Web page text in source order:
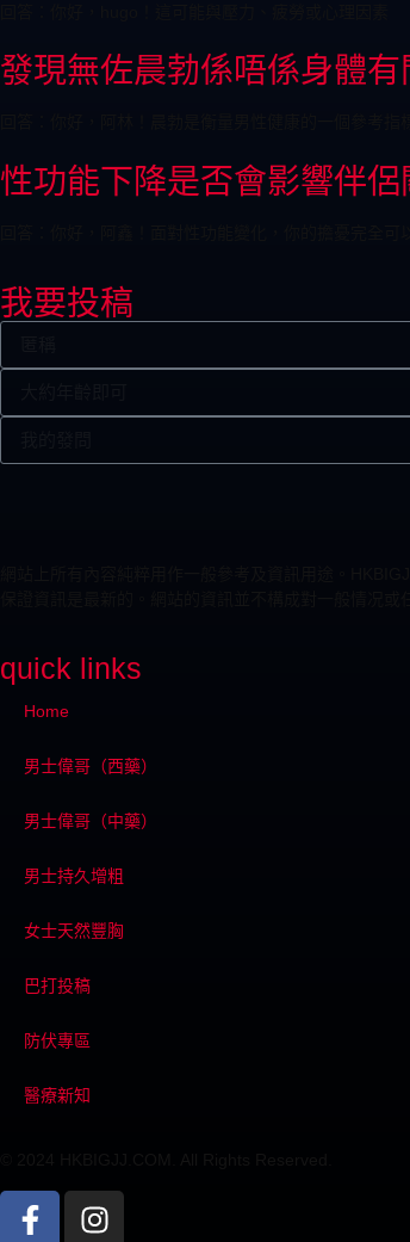
發現無佐晨勃係唔係身體有
性功能下降是否會影響伴侶
我要投稿
quick links
Home
男士偉哥（西藥）
男士偉哥（中藥）
男士持久增粗
女士天然豐胸
巴打投稿
防伏專區
醫療新知